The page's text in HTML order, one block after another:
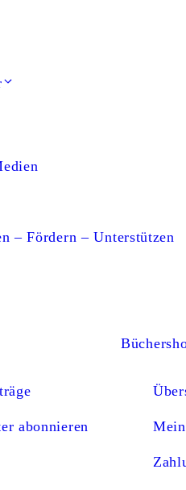
– Fördern – Unterstützen
abonnieren